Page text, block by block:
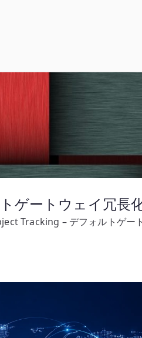
ゲートウェイ冗長
Tracking – デフォルトゲー